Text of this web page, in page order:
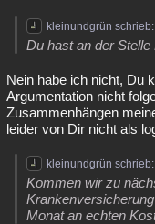
kleinundgrün schrieb:
Du hast an der
Nein habe ich nicht, Du
Argumentation nicht
Zusammenhängen
leider von Dir nicht als
kleinundgrün schrieb:
Kommen wir zu
Monat an echten